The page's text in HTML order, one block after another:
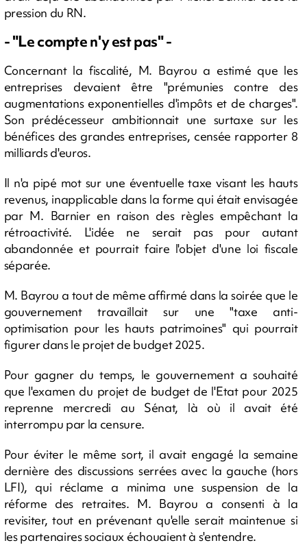
pression du RN.
- "Le compte n'y est pas" -
Concernant la fiscalité, M. Bayrou a estimé que les
entreprises devaient être "prémunies contre des
augmentations exponentielles d'impôts et de charges".
Son prédécesseur ambitionnait une surtaxe sur les
bénéfices des grandes entreprises, censée rapporter 8
milliards d'euros.
Il n'a pipé mot sur une éventuelle taxe visant les hauts
revenus, inapplicable dans la forme qui était envisagée
par M. Barnier en raison des règles empêchant la
rétroactivité. L'idée ne serait pas pour autant
abandonnée et pourrait faire l'objet d'une loi fiscale
séparée.
M. Bayrou a tout de même affirmé dans la soirée que le
gouvernement travaillait sur une "taxe anti-
optimisation pour les hauts patrimoines" qui pourrait
figurer dans le projet de budget 2025.
Pour gagner du temps, le gouvernement a souhaité
que l'examen du projet de budget de l'Etat pour 2025
reprenne mercredi au Sénat, là où il avait été
interrompu par la censure.
Pour éviter le même sort, il avait engagé la semaine
dernière des discussions serrées avec la gauche (hors
LFI), qui réclame a minima une suspension de la
réforme des retraites. M. Bayrou a consenti à la
revisiter, tout en prévenant qu'elle serait maintenue si
les partenaires sociaux échouaient à s'entendre.